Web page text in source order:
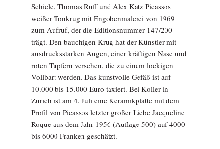
Schiele, Thomas Ruff und Alex Katz Picassos
weißer Tonkrug mit Engobenmalerei von 1969
zum Aufruf, der die Editionsnummer 147/200
trägt. Den bauchigen Krug hat der Künstler mit
ausdrucksstarken Augen, einer kräftigen Nase und
roten Tupfern versehen, die zu einem lockigen
Vollbart werden. Das kunstvolle Gefäß ist auf
10.000 bis 15.000 Euro taxiert. Bei Koller in
Zürich ist am 4. Juli eine Keramikplatte mit dem
Profil von Picassos letzter großer Liebe Jacqueline
Roque aus dem Jahr 1956 (Auflage 500) auf 4000
bis 6000 Franken geschätzt.